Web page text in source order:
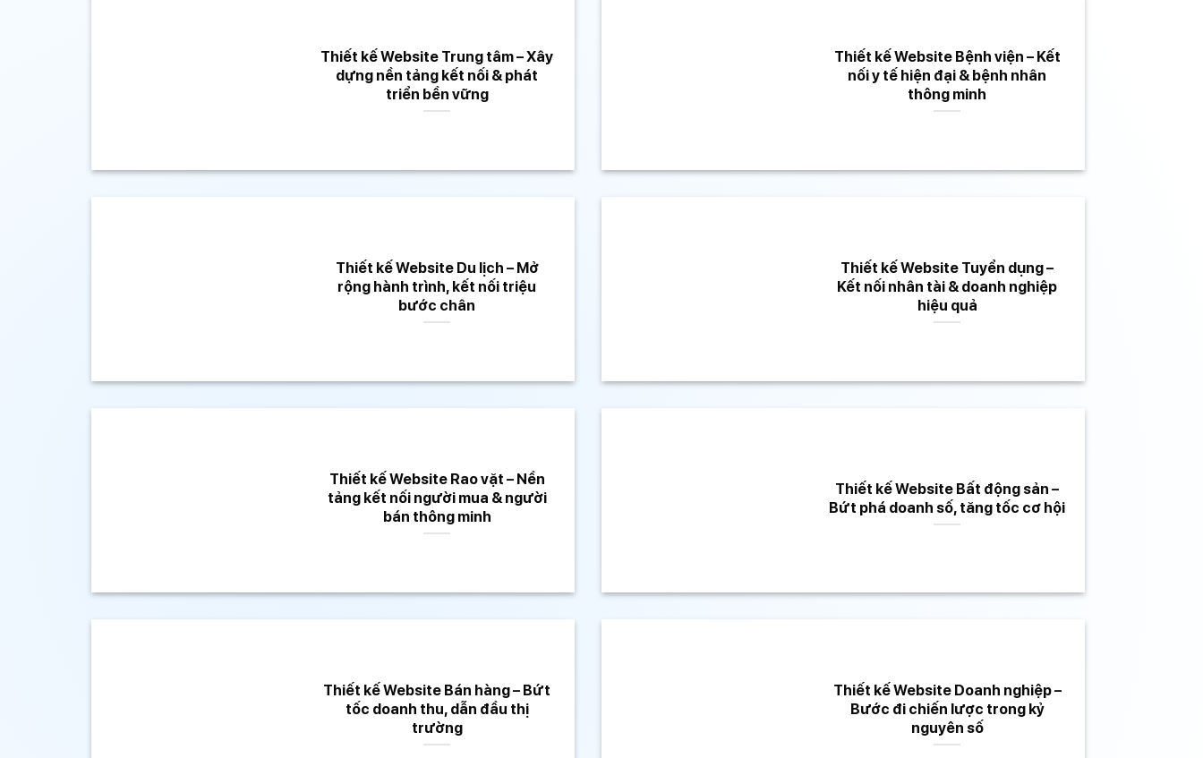
Thiết kế Website Trung tâm – Xây
dựng nền tảng kết nối & phát
triển bền vững
Thiết kế Website Bệnh viện – Kết
nối y tế hiện đại & bệnh nhân
thông minh
Thiết kế Website Du lịch – Mở
rộng hành trình, kết nối triệu
bước chân
Thiết kế Website Tuyển dụng –
Kết nối nhân tài & doanh nghiệp
hiệu quả
Thiết kế Website Rao vặt – Nền
tảng kết nối người mua & người
bán thông minh
Thiết kế Website Bất động sản –
Bứt phá doanh số, tăng tốc cơ hội
Thiết kế Website Bán hàng – Bứt
tốc doanh thu, dẫn đầu thị
trường
Thiết kế Website Doanh nghiệp –
Bước đi chiến lược trong kỷ
nguyên số